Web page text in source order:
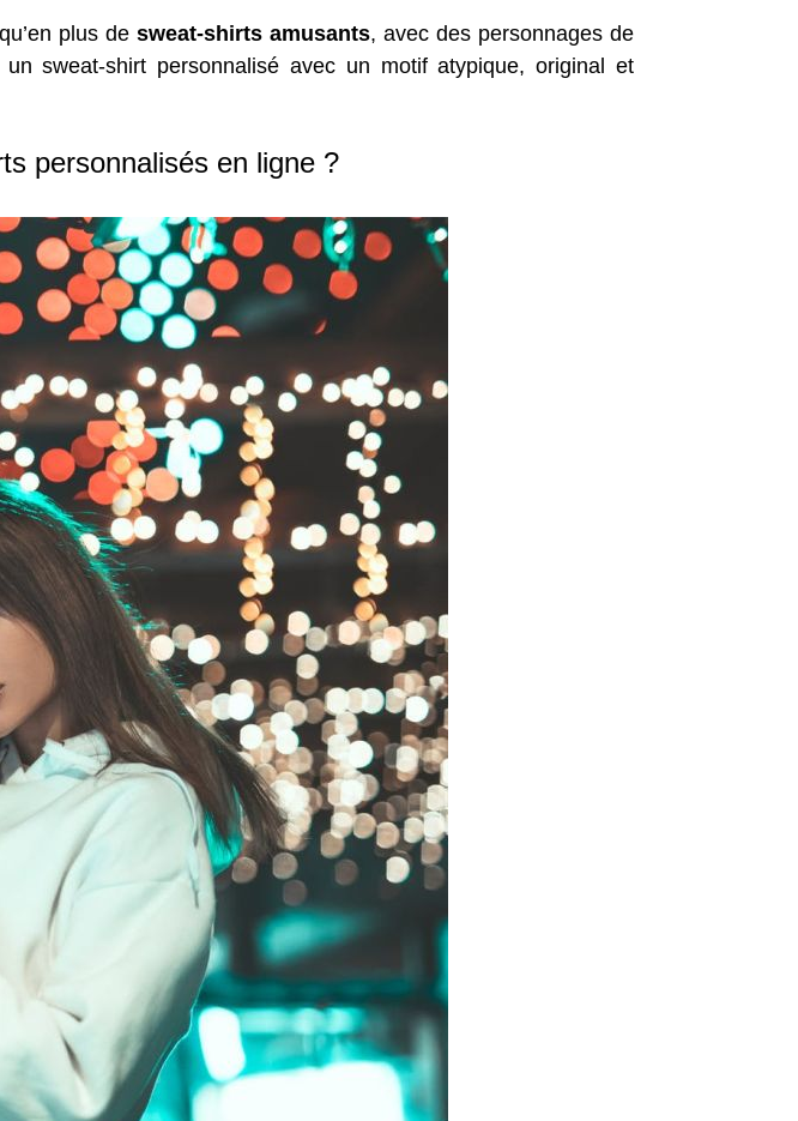
plus desweat-shirts amusants, avec des personnages de
sweat-shirt personnalisé avec un motif atypique, original et
personnalisés en ligne ?